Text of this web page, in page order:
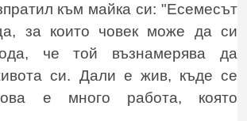
към майка си: "Есемесът
за които човек може да си
че той възнамерява да
си. Дали е жив, къде се
е много работа, която